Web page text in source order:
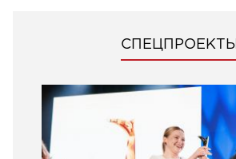
СПЕЦПРОЕКТЫ